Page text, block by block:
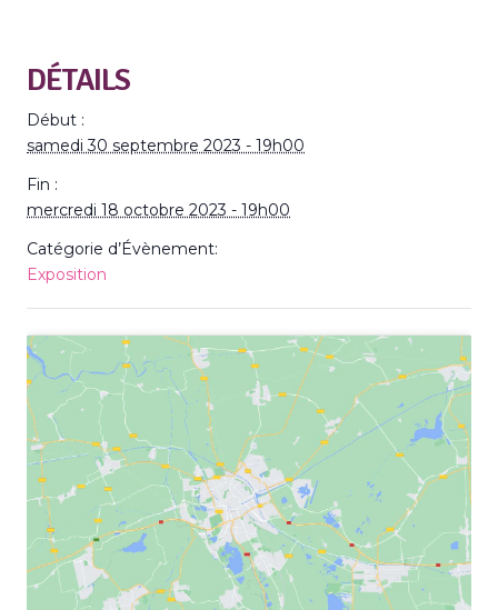
DÉTAILS
Début :
samedi 30 septembre 2023 - 19h00
Fin :
mercredi 18 octobre 2023 - 19h00
Catégorie d’Évènement:
Exposition